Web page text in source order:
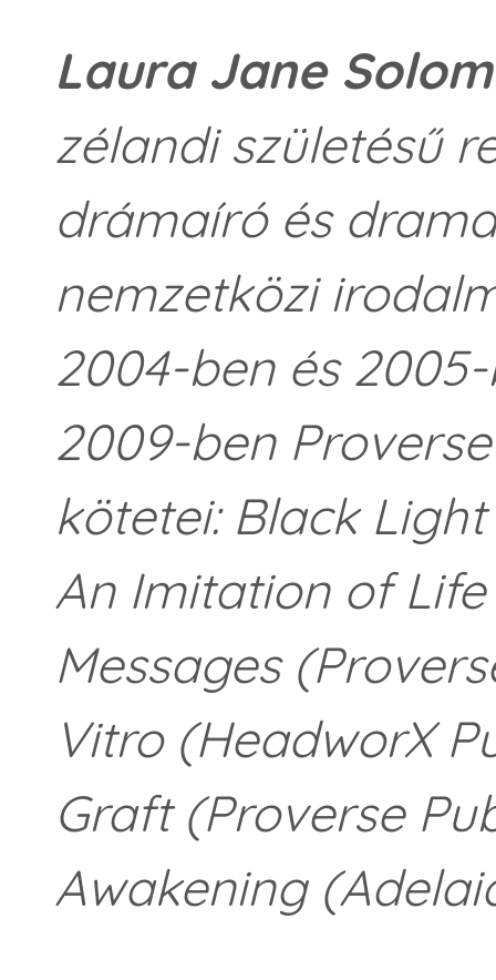
Laura Jane
zélandi születésű
drámaíró és
nemzetközi
2004-ben és
2009-ben
kötetei: Black Light
An Imitation of Life
Messages
Vitro (HeadworX
Graft (Proverse
Awakening